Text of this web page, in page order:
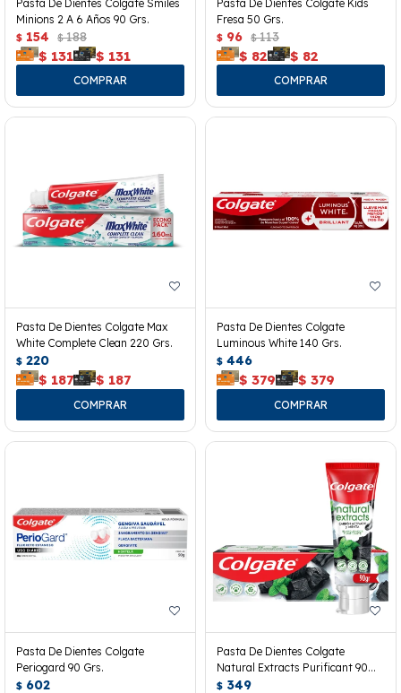
Pasta De Dientes Colgate Smiles
Minions 2 A 6 Años 90 Grs.
$ 154 $ 188
$ 131 $ 131
Pasta De Dientes Colgate Kids
Fresa 50 Grs.
$ 96 $ 113
$ 82 $ 82
Pasta De Dientes Colgate Max
White Complete Clean 220 Grs.
$ 220
$ 187 $ 187
Pasta De Dientes Colgate
Luminous White 140 Grs.
$ 446
$ 379 $ 379
Pasta De Dientes Colgate
Periogard 90 Grs.
$ 602
Pasta De Dientes Colgate
Natural Extracts Purificant 90
Grs.
$ 349